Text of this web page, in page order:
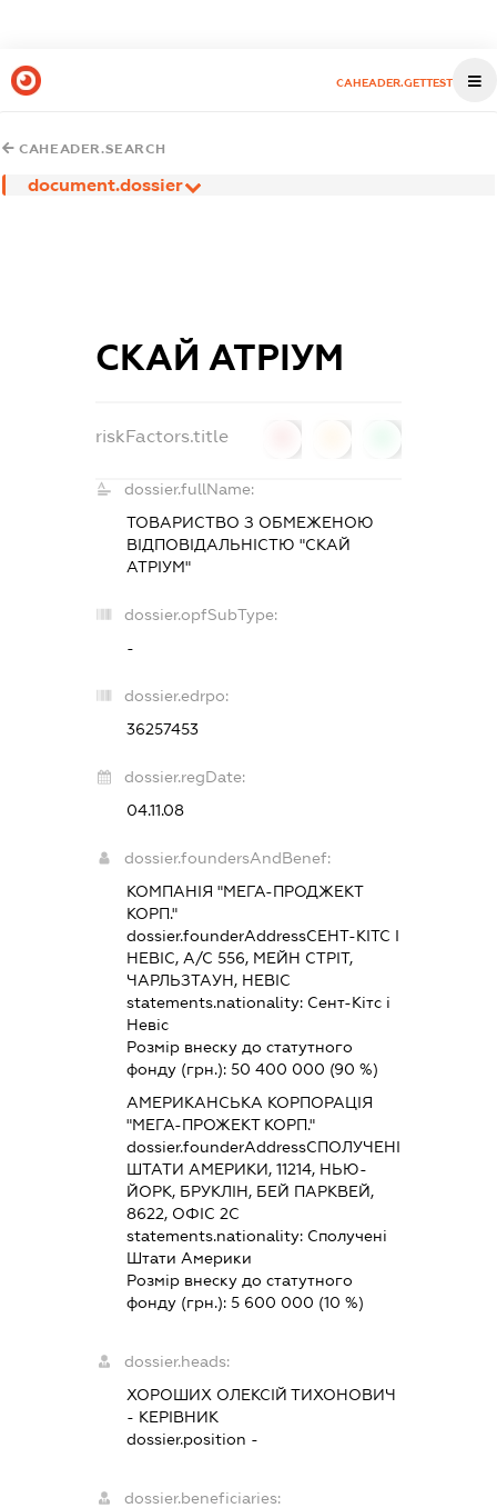
CAHEADER.GETTEST
CAHEADER.SEARCH
document.dossier
СКАЙ АТРІУМ
riskFactors.title
dossier.fullName:
ТОВАРИСТВО З ОБМЕЖЕНОЮ
ВІДПОВІДАЛЬНІСТЮ "СКАЙ
АТРІУМ"
dossier.opfSubType:
-
dossier.edrpo:
36257453
dossier.regDate:
04.11.08
dossier.foundersAndBenef:
КОМПАНІЯ "МЕГА-ПРОДЖЕКТ
КОРП."
dossier.founderAddressСЕНТ-КІТС І
НЕВІС, А/С 556, МЕЙН СТРІТ,
ЧАРЛЬЗТАУН, НЕВІС
statements.nationality: Сент-Кітс і
Невіс
Розмір внеску до статутного
фонду (грн.):50 400 000 (90 %)
АМЕРИКАНСЬКА КОРПОРАЦІЯ
"МЕГА-ПРОЖЕКТ КОРП."
dossier.founderAddressСПОЛУЧЕНІ
ШТАТИ АМЕРИКИ, 11214, НЬЮ-
ЙОРК, БРУКЛІН, БЕЙ ПАРКВЕЙ,
8622, ОФІС 2С
statements.nationality: Сполучені
Штати Америки
Розмір внеску до статутного
фонду (грн.):5 600 000 (10 %)
dossier.heads:
ХОРОШИХ ОЛЕКСІЙ ТИХОНОВИЧ
- КЕРІВНИК
dossier.position -
dossier.beneficiaries: